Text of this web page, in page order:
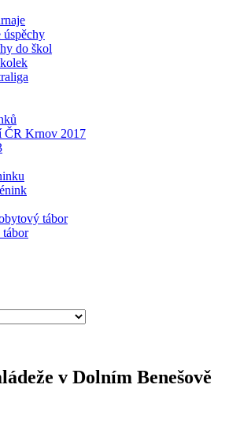
úspěchy
do škol
ČR Krnov 2017
tábor
tábor
v Dolním Benešově